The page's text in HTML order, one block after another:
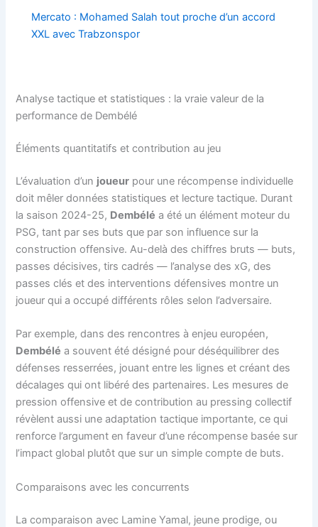
Mercato : Mohamed Salah tout proche d’un accord
XXL avec Trabzonspor
Analyse tactique et statistiques : la vraie valeur de la
performance de Dembélé
Éléments quantitatifs et contribution au jeu
L’évaluation d’un joueur pour une récompense individuelle
doit mêler données statistiques et lecture tactique. Durant
la saison 2024-25, Dembélé a été un élément moteur du
PSG, tant par ses buts que par son influence sur la
construction offensive. Au-delà des chiffres bruts — buts,
passes décisives, tirs cadrés — l’analyse des xG, des
passes clés et des interventions défensives montre un
joueur qui a occupé différents rôles selon l’adversaire.
Par exemple, dans des rencontres à enjeu européen,
Dembélé a souvent été désigné pour déséquilibrer des
défenses resserrées, jouant entre les lignes et créant des
décalages qui ont libéré des partenaires. Les mesures de
pression offensive et de contribution au pressing collectif
révèlent aussi une adaptation tactique importante, ce qui
renforce l’argument en faveur d’une récompense basée sur
l’impact global plutôt que sur un simple compte de buts.
Comparaisons avec les concurrents
La comparaison avec Lamine Yamal, jeune prodige, ou